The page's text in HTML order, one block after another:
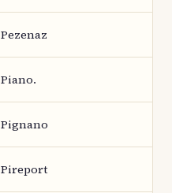
Pezenaz
Piano.
Pignano
Pireport